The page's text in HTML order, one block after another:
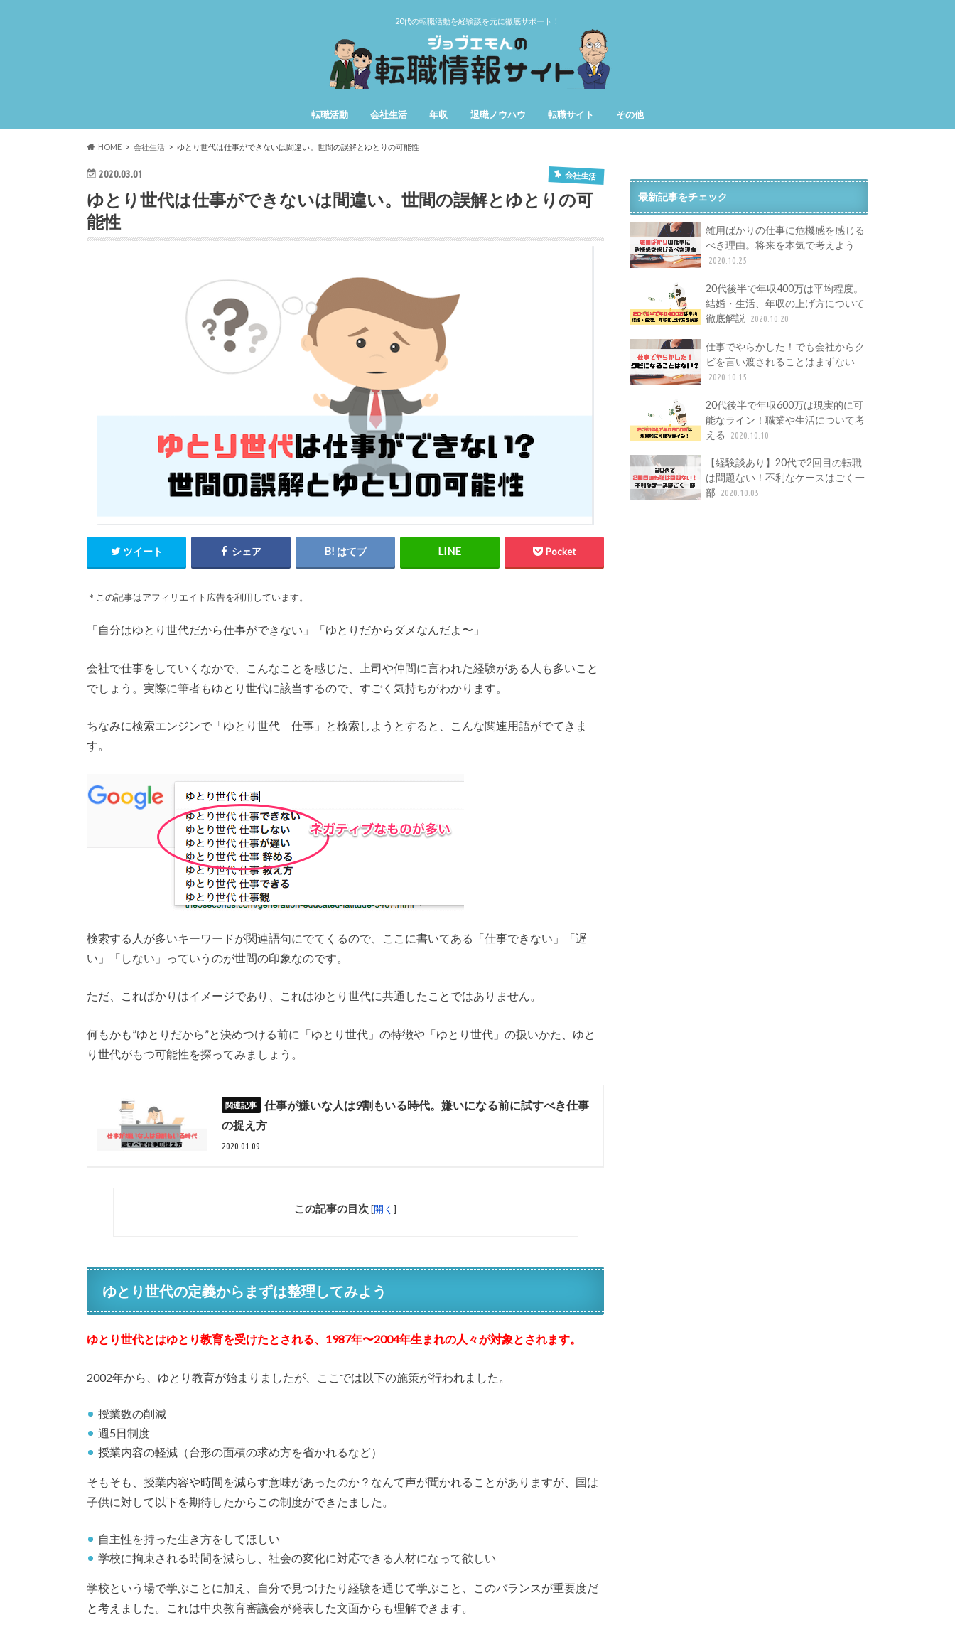
20代の転職活動を経験談を元に徹底サポート！
転職活動 会社生活 年収 退職ノウハウ 転職サイト その他
HOME 会社生活 ゆとり世代は仕事ができないは間違い。世間の誤解とゆとりの可能性
2020.03.01 会社生活
ゆとり世代は仕事ができないは間違い。世間の誤解とゆとりの可
能性
ツイート シェア はてブ Pocket
＊この記事はアフィリエイト広告を利用しています。
「自分はゆとり世代だから仕事ができない」「ゆとりだからダメなんだよ〜」
会社で仕事をしていくなかで、こんなことを感じた、上司や仲間に言われた経験がある人も多いこと
でしょう。実際に筆者もゆとり世代に該当するので、すごく気持ちがわかります。
ちなみに検索エンジンで「ゆとり世代 仕事」と検索しようとすると、こんな関連用語がでてきま
す。
検索する人が多いキーワードが関連語句にでてくるので、ここに書いてある「仕事できない」「遅
い」「しない」っていうのが世間の印象なのです。
ただ、こればかりはイメージであり、これはゆとり世代に共通したことではありません。
何もかも”ゆとりだから”と決めつける前に「ゆとり世代」の特徴や「ゆとり世代」の扱いかた、ゆと
り世代がもつ可能性を探ってみましょう。
仕事が嫌いな人は9割もいる時代。嫌いになる前に試すべき仕事
の捉え方
2020.01.09
この記事の目次 [開く ]
ゆとり世代の定義からまずは整理してみよう
ゆとり世代とはゆとり教育を受けたとされる、1987年〜2004年生まれの人々が対象とされます。
2002年から、ゆとり教育が始まりましたが、ここでは以下の施策が行われました。
授業数の削減
週5日制度
授業内容の軽減（台形の面積の求め方を省かれるなど）
そもそも、授業内容や時間を減らす意味があったのか？なんて声が聞かれることがありますが、国は
子供に対して以下を期待したからこの制度ができたました。
自主性を持った生き方をしてほしい
学校に拘束される時間を減らし、社会の変化に対応できる人材になって欲しい
学校という場で学ぶことに加え、自分で見つけたり経験を通じて学ぶこと、このバランスが重要度だ
と考えました。これは中央教育審議会が発表した文面からも理解できます。
最新記事をチェック
雑用ばかりの仕事に危機感を感じる
べき理由。将来を本気で考えよう
2020.10.25
20代後半で年収400万は平均程度。
結婚・生活、年収の上げ方について
徹底解説
2020.10.20
仕事でやらかした！でも会社からク
ビを言い渡されることはまずない
2020.10.15
20代後半で年収600万は現実的に可
能なライン！職業や生活について考
える
2020.10.10
【経験談あり】20代で2回目の転職
は問題ない！不利なケースはごく一
部
2020.10.05